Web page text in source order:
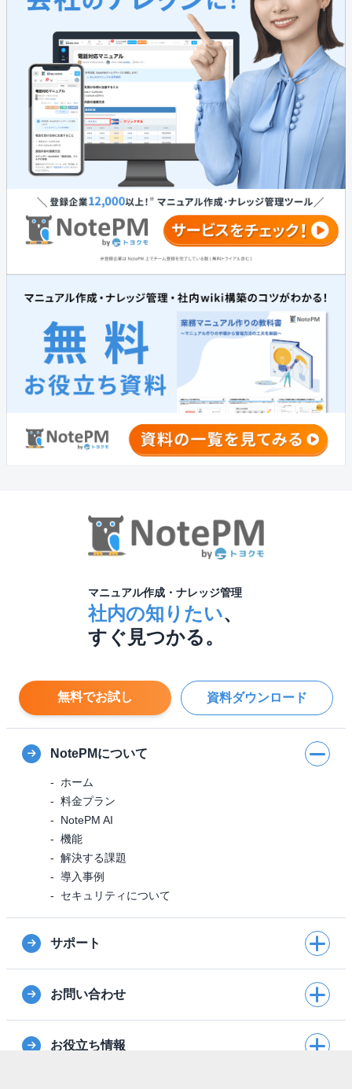
マニュアル作成・ナレッジ管理
社内の知りたい、
すぐ見つかる。
無料でお試し 資料ダウンロード
NotePMについて
ホーム
料金プラン
NotePM AI
機能
解決する課題
導入事例
セキュリティについて
サポート
お問い合わせ
お役立ち情報